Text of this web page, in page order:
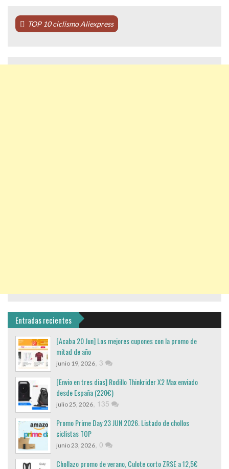
TOP 10 ciclismo Aliexpress
Entradas recientes
[Acaba 20 Jun] Los mejores cupones con la promo de
mitad de año
junio 19, 2026, 3
[Envio en tres dias] Rodillo Thinkrider X2 Max enviado
desde España (220€)
julio 25, 2026, 135
Promo Prime Day 23 JUN 2026. Listado de chollos
ciclistas TOP
junio 23, 2026, 0
Chollazo promo de verano, Culote corto ZRSE a 12,5€